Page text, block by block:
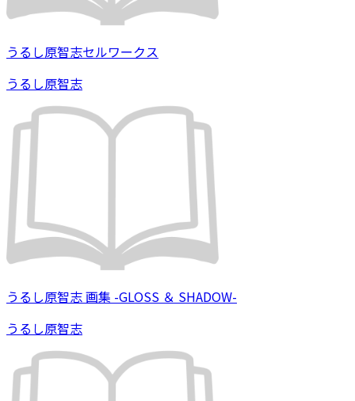
うるし原智志セルワークス
うるし原智志
うるし原智志 画集 -GLOSS ＆ SHADOW-
うるし原智志